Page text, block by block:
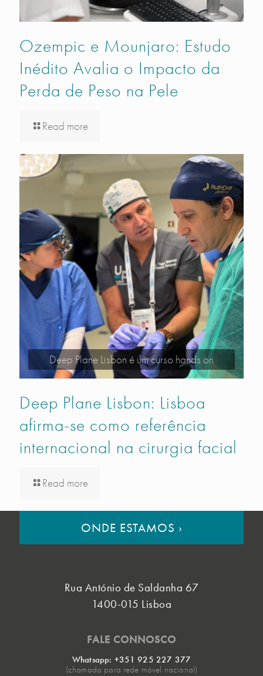
Ozempic e Mounjaro: Estudo
Inédito Avalia o Impacto da
Perda de Peso na Pele
Read more
Deep Plane Lisbon é um curso hands on
Deep Plane Lisbon: Lisboa
afirma-se como referência
internacional na cirurgia facial
Read more
ONDE ESTAMOS ›
Rua António de Saldanha 67
1400-015 Lisboa
FALE CONNOSCO
Whatsapp: +351 925 227 377
(chamada para rede móvel nacional)